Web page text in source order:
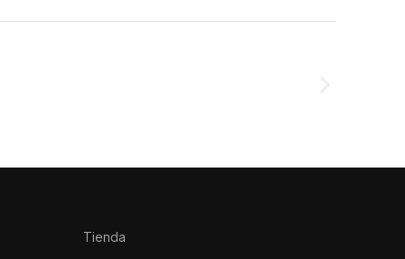
Tienda